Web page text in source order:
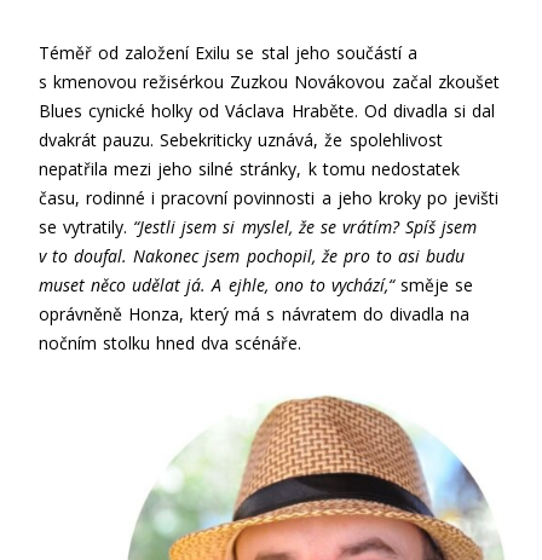
Téměř od založení Exilu se stal jeho součástí a
s kmenovou režisérkou Zuzkou Novákovou začal zkoušet
Blues cynické holky od Václava Hraběte. Od divadla si dal
dvakrát pauzu. Sebekriticky uznává, že spolehlivost
nepatřila mezi jeho silné stránky, k tomu nedostatek
času, rodinné i pracovní povinnosti a jeho kroky po jevišti
se vytratily. “Jestli jsem si myslel, že se vrátím? Spíš jsem
v to doufal. Nakonec jsem pochopil, že pro to asi budu
muset něco udělat já. A ejhle, ono to vychází,“směje se
oprávněně Honza, který má s návratem do divadla na
nočním stolku hned dva scénáře.